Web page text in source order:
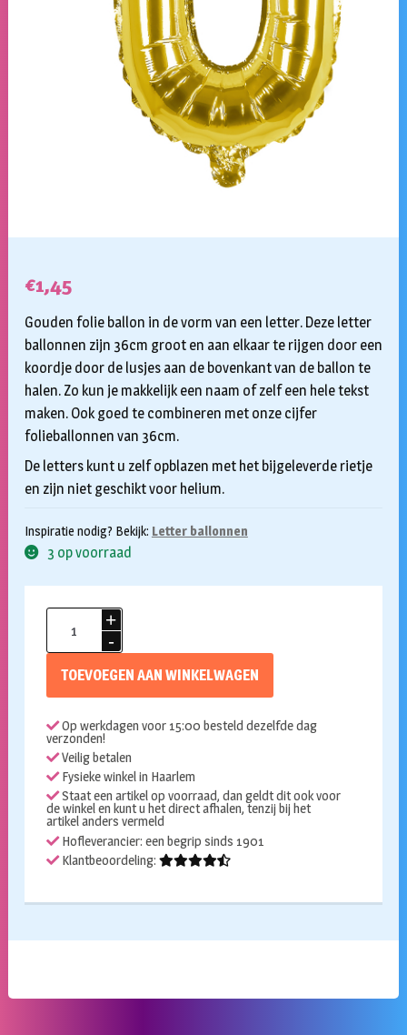
€1,45
Gouden folie ballon in de vorm van een letter. Deze letter
ballonnen zijn 36cm groot en aan elkaar te rijgen door een
koordje door de lusjes aan de bovenkant van de ballon te
halen. Zo kun je makkelijk een naam of zelf een hele tekst
maken. Ook goed te combineren met onze cijfer
folieballonnen van 36cm.
De letters kunt u zelf opblazen met het bijgeleverde rietje
en zijn niet geschikt voor helium.
Inspiratie nodig? Bekijk: Letter ballonnen
3 op voorraad
Folieballon
TOEVOEGEN AAN WINKELWAGEN
Op werkdagen voor 15:00 besteld dezelfde dag
verzonden!
Veilig betalen
Fysieke winkel in Haarlem
Staat een artikel op voorraad, dan geldt dit ook voor
de winkel en kunt u het direct afhalen, tenzij bij het
artikel anders vermeld
Hofleverancier: een begrip sinds 1901
Klantbeoordeling: